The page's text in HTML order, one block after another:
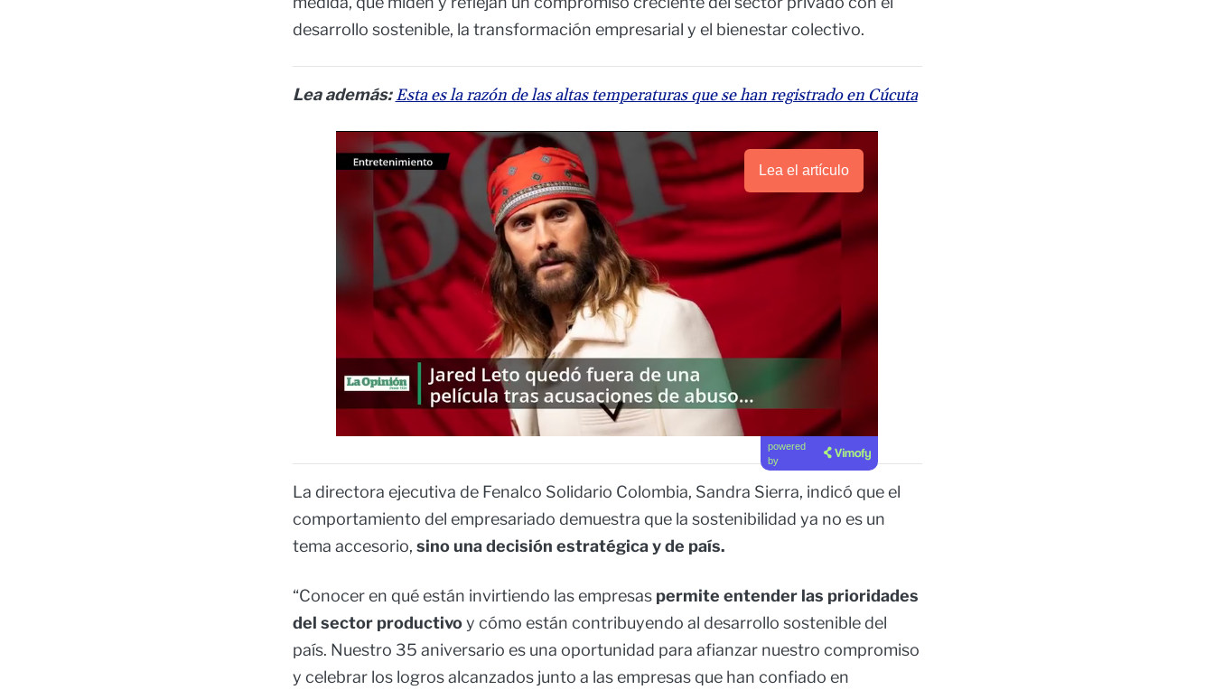
desarrollo sostenible, la transformación empresarial y el bienestar colectivo.
Lea además:Esta es la razón de las altas temperaturas que se han registrado en Cúcuta
Lea el artículo
powered
by
La directora ejecutiva de Fenalco Solidario Colombia, Sandra Sierra, indicó que el
comportamiento del empresariado demuestra que la sostenibilidad ya no es un
tema accesorio, sino una decisión estratégica y de país.
“Conocer en qué están invirtiendo las empresaspermite entender las prioridades
del sector productivoy cómo están contribuyendo al desarrollo sostenible del
país. Nuestro 35 aniversario es una oportunidad para afianzar nuestro compromiso
y celebrar los logros alcanzados junto a las empresas que han confiado en